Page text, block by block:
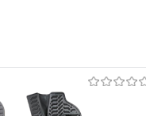
В корзину